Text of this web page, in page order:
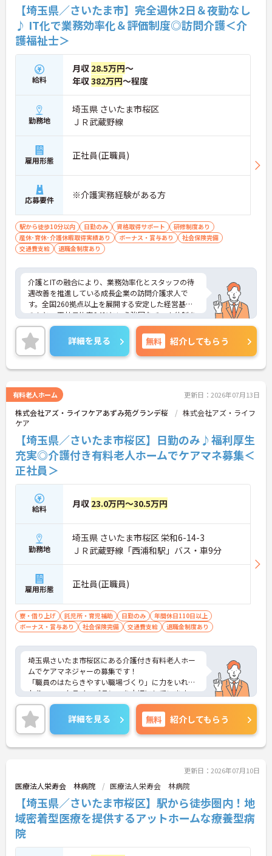
【埼玉県／さいたま市】完全週休2日＆夜勤なし
♪ IT化で業務効率化＆評価制度◎訪問介護＜介
護福祉士＞
給料
月収 28.5万円～
年収382万円～程度
勤務地
埼玉県 さいたま市桜区
ＪＲ武蔵野線
雇用形態 正社員(正職員)
応募要件 ※介護実務経験がある方
駅から徒歩10分以内 日勤のみ 資格取得サポート
研修制度あり
産休･育休･介護休暇取得実績あり
ボーナス・賞与あり
社会保険完備
交通費支給
退職金制度あり
介護とITの融合により、業務効率化とスタッフの待
遇改善を推進している成長企業の訪問介護求人で
す。全国260拠点以上を展開する安定した経営基盤
のもと、正社員比率94%という強固なチーム体制を
構築しています。介護福祉士資格手当や年2回の評価
面談など、専門資格と成果が収入に直結する仕組み
が整っています。夜勤なしの完全週休2日制（曜日固
定）を採用し、日々の記録業務はスマートフォンで
完結するため、施設勤務特有の不規則なシフトや煩
定期的な面談で不安を解消できるフォロー体制もあ
り、介護福祉士としてサ責や管理者への着実なキャ
リアアップを目指す有資格者の方に推奨できる環境
です。
★おすすめPOINT★
【夜勤なし・曜日固定の休日で、身体への負担を抑
えた働き方が実現できます】
・8:00～19:00の間での実働8時間勤務で夜勤が存在
続けることができます
・完全週休2日制（曜日固定）を採用していること
により、先々の予定が立てやすくプライベートの時
間をしっかりと確保できる環境です
【専門資格を活かした収入アップと明確なキャリア
形成が期待できます】
・介護福祉士資格手当が支給されるほか、年2回の
評価面談で個人の頑張りが給与に還元される仕組み
・サービス提供責任者や管理者へのキャリアアップ
も目指せます
スを軽減できます】
・記録票の提出やシフト確認をすべてスマートフォ
ンで行えるため、手書きの書類作成や事業所への移
動の手間が省けケア業務に集中できます
・定期的な面談を通じて上司がフォローする体制が
あり、訪問介護でありながら孤立することなくチー
ムの支援を受けながら業務に取り組めます
詳細を見る 無料 紹介してもらう
有料老人ホーム 更新日：2026年07月13日
株式会社アズ・ライフケアあずみ苑グランデ桜
株式会社アズ・ライフ
ケア
【埼玉県／さいたま市桜区】日勤のみ♪福利厚生
充実◎介護付き有料老人ホームでケアマネ募集＜
正社員＞
給料 月収 23.0万円～30.5万円
勤務地
埼玉県 さいたま市桜区 栄和6-14-3
ＪＲ武蔵野線「西浦和駅」バス・車9分
雇用形態 正社員(正職員)
寮・借り上げ 託児所・育児補助 日勤のみ
年間休日110日以上
ボーナス・賞与あり
社会保険完備 交通費支給 退職金制度あり
埼玉県さいたま市桜区にある介護付き有料老人ホー
ムでケアマネジャーの募集です！
「職員のはたらきやすい職場づくり」に力をいれて
おり、ワークライフバランスを大切にしています。
また、福利厚生も充実しており、長く安心して働い
ていいただける環境です。社内外研修制度も充実し
ておりスキルアップも目指せます。ご興味のある方
は是非お気軽にお問い合わせください。
詳細を見る 無料 紹介してもらう
更新日：2026年07月10日
医療法人栄寿会 林病院 医療法人栄寿会 林病院
【埼玉県／さいたま市桜区】駅から徒歩圏内！地
域密着型医療を提供するアットホームな療養型病
院